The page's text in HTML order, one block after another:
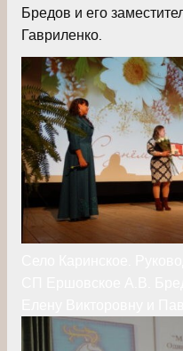
Бредов и его
Гавриленко.